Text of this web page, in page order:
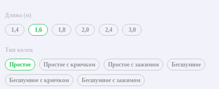
Длина (м)
1,4 1,6 1,8 2,0 2,4 3,0
Тип колец
Простое Простое с крючком Простое с зажимом Бесшумное
Бесшумное с крючком Бесшумное с зажимом